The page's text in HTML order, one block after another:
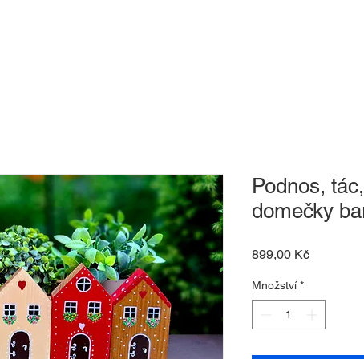
Podnos,
domečky
899,00 KčCena
Množství *